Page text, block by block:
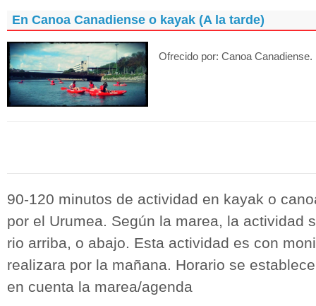
En Canoa Canadiense o kayak (A la tarde)
Ofrecido por: Canoa
90-120 minutos de actividad en kayak o
por el Urumea. Según la marea, la actividad
rio arriba, o abajo. Esta actividad es con
realizara por la mañana. Horario se
en cuenta la marea/agenda